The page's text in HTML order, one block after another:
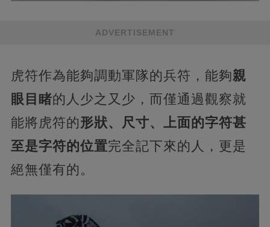
ADVERTISEMENT
虎符作為能夠調動軍隊的兵符，能夠親
眼目睹的人少之又少，而僅通過觀察就
能將虎符的形狀、尺寸、上面的字符甚
至是字符的位置完全記下來的人，更是
絕無僅有的。